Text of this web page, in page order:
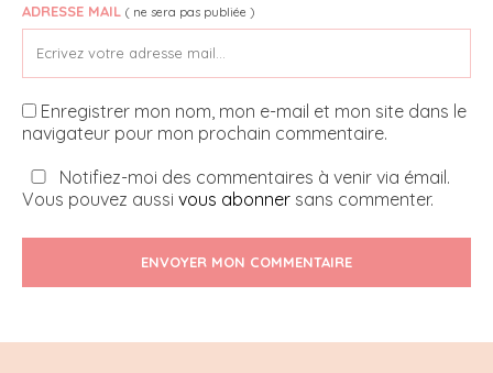
ADRESSE MAIL ( ne sera pas publiée )
Enregistrer mon nom, mon e-mail et mon site dans le
navigateur pour mon prochain commentaire.
Notifiez-moi des commentaires à venir via émail.
Vous pouvez aussi vous abonner sans commenter.
ENVOYER MON COMMENTAIRE